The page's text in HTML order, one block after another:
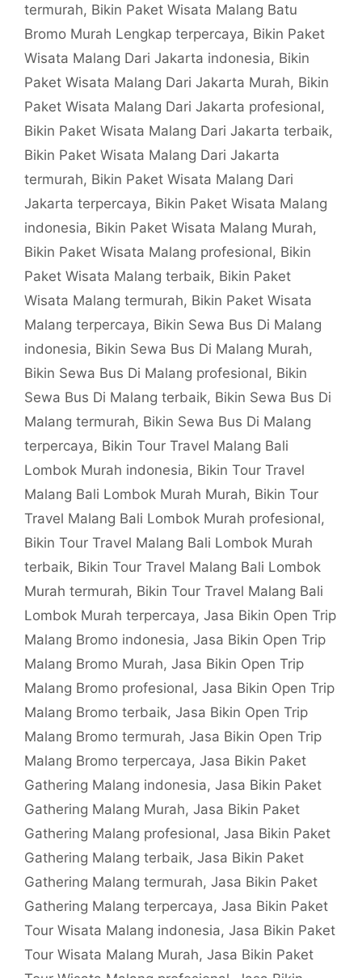
termurah, Bikin Paket Wisata Malang Batu
Bromo Murah Lengkap terpercaya, Bikin Paket
Wisata Malang Dari Jakarta indonesia, Bikin
Paket Wisata Malang Dari Jakarta Murah, Bikin
Paket Wisata Malang Dari Jakarta profesional,
Bikin Paket Wisata Malang Dari Jakarta terbaik,
Bikin Paket Wisata Malang Dari Jakarta
termurah, Bikin Paket Wisata Malang Dari
Jakarta terpercaya, Bikin Paket Wisata Malang
indonesia, Bikin Paket Wisata Malang Murah,
Bikin Paket Wisata Malang profesional, Bikin
Paket Wisata Malang terbaik, Bikin Paket
Wisata Malang termurah, Bikin Paket Wisata
Malang terpercaya, Bikin Sewa Bus Di Malang
indonesia, Bikin Sewa Bus Di Malang Murah,
Bikin Sewa Bus Di Malang profesional, Bikin
Sewa Bus Di Malang terbaik, Bikin Sewa Bus Di
Malang termurah, Bikin Sewa Bus Di Malang
terpercaya, Bikin Tour Travel Malang Bali
Lombok Murah indonesia, Bikin Tour Travel
Malang Bali Lombok Murah Murah, Bikin Tour
Travel Malang Bali Lombok Murah profesional,
Bikin Tour Travel Malang Bali Lombok Murah
terbaik, Bikin Tour Travel Malang Bali Lombok
Murah termurah, Bikin Tour Travel Malang Bali
Lombok Murah terpercaya, Jasa Bikin Open Trip
Malang Bromo indonesia, Jasa Bikin Open Trip
Malang Bromo Murah, Jasa Bikin Open Trip
Malang Bromo profesional, Jasa Bikin Open Trip
Malang Bromo terbaik, Jasa Bikin Open Trip
Malang Bromo termurah, Jasa Bikin Open Trip
Malang Bromo terpercaya, Jasa Bikin Paket
Gathering Malang indonesia, Jasa Bikin Paket
Gathering Malang Murah, Jasa Bikin Paket
Gathering Malang profesional, Jasa Bikin Paket
Gathering Malang terbaik, Jasa Bikin Paket
Gathering Malang termurah, Jasa Bikin Paket
Gathering Malang terpercaya, Jasa Bikin Paket
Tour Wisata Malang indonesia, Jasa Bikin Paket
Tour Wisata Malang Murah, Jasa Bikin Paket